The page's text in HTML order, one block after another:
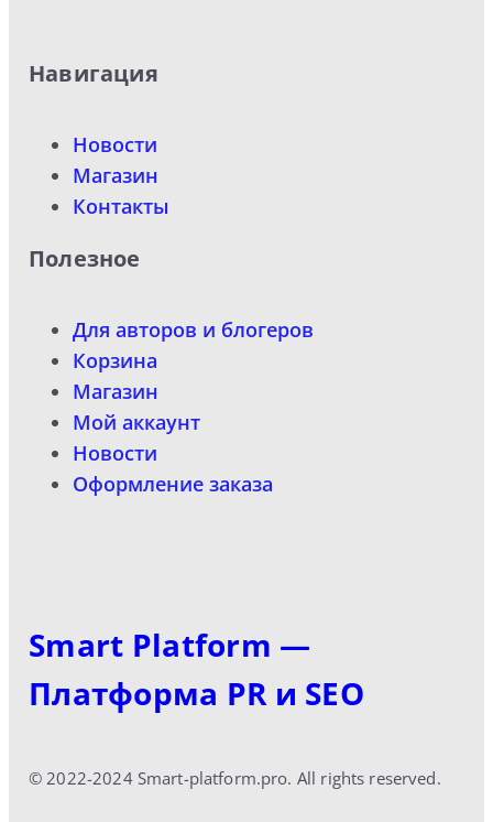
Навигация
Новости
Магазин
Контакты
Полезное
Для авторов и блогеров
Корзина
Магазин
Мой аккаунт
Новости
Оформление заказа
Smart Platform —
Платформа PR и SEO
© 2022-2024 Smart-platform.pro. All rights reserved.